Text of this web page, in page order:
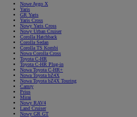
Nowe Aygo X
Yaris
GR Yaris
Yaris Cross
Nowy Yaris Cross
Nowy Urban Cruiser
Corolla Hatchback
Corolla Sedan
Corolla TS Kombi
Nowa Corolla Cross
Toyota C-HR
Toyota C-HR Plug-in
Nowa Toyota C-HR+
Nowa Toyota bZ4X
Nowa Toyota bZ4X Touring
Camry
Prius
Mirai
Nowy RAV4
Land Cruiser
Nowy GR GT